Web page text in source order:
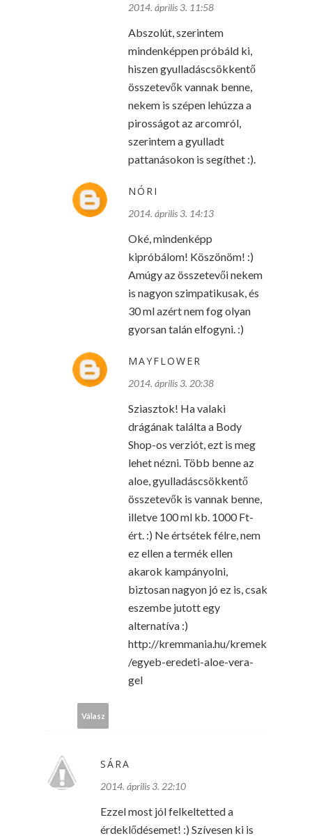
2014. április 3. 11:58
Abszolút, szerintem
mindenképpen próbáld ki,
hiszen gyulladáscsökkentő
összetevők vannak benne,
nekem is szépen lehúzza a
pirosságot az arcomról,
szerintem a gyulladt
pattanásokon is segíthet :).
NÓRI
2014. április 3. 14:13
Oké, mindenképp
kipróbálom! Köszönöm! :)
Amúgy az összetevői nekem
is nagyon szimpatikusak, és
30 ml azért nem fog olyan
gyorsan talán elfogyni. :)
MAYFLOWER
2014. április 3. 20:38
Sziasztok! Ha valaki
drágának találta a Body
Shop-os verziót, ezt is meg
lehet nézni. Több benne az
aloe, gyulladáscsökkentő
összetevők is vannak benne,
illetve 100 ml kb. 1000 Ft-
ért. :) Ne értsétek félre, nem
ez ellen a termék ellen
akarok kampányolni,
biztosan nagyon jó ez is, csak
eszembe jutott egy
alternatíva :)
http://kremmania.hu/kremek
/egyeb-eredeti-aloe-vera-
gel
Válasz
SÁRA
2014. április 3. 22:10
Ezzel most jól felkeltetted a
érdeklődésemet! :) Szívesen ki is